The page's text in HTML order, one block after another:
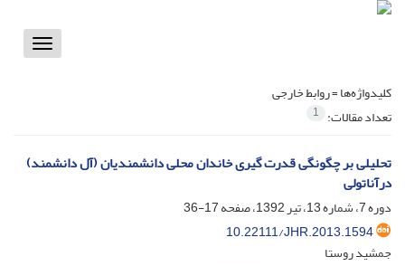
Toggle
کلیدواژه‌ها =روابط‌ خارجی
تعداد مقالات: 1
تحلیلی بر چگونگی قدرت گیری خاندان محلی دانشمندیان (آل دانشمند)
درآناتولی
دوره 7، شماره 13، تیر 1392، صفحه
17-36
10.22111/JHR.2013.1594
جمشید روستا